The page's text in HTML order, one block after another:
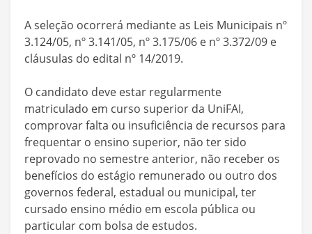
A seleção ocorrerá mediante as Leis Municipais nº
3.124/05, nº 3.141/05, nº 3.175/06 e nº 3.372/09 e
cláusulas do edital nº 14/2019.
O candidato deve estar regularmente
matriculado em curso superior da UniFAI,
comprovar falta ou insuficiência de recursos para
frequentar o ensino superior, não ter sido
reprovado no semestre anterior, não receber os
benefícios do estágio remunerado ou outro dos
governos federal, estadual ou municipal, ter
cursado ensino médio em escola pública ou
particular com bolsa de estudos.